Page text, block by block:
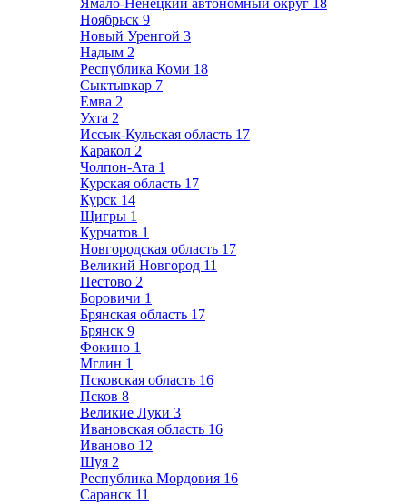
Ямало-Ненецкий автономный округ 18
Ноябрьск 9
Новый Уренгой 3
Надым 2
Республика Коми 18
Сыктывкар 7
Емва 2
Ухта 2
Иссык-Кульская область 17
Каракол 2
Чолпон-Ата 1
Курская область 17
Курск 14
Щигры 1
Курчатов 1
Новгородская область 17
Великий Новгород 11
Пестово 2
Боровичи 1
Брянская область 17
Брянск 9
Фокино 1
Мглин 1
Псковская область 16
Псков 8
Великие Луки 3
Ивановская область 16
Иваново 12
Шуя 2
Республика Мордовия 16
Саранск 11